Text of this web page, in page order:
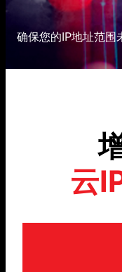
确保您的IP地址范围
云